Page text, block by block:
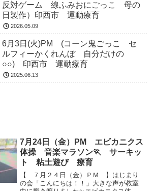
反対ゲーム 線ふみおにごっこ 母の
日製作）印西市 運動療育
2026.05.09
6月3日(火)PM (コーン鬼ごっこ セ
ルフィーかくれんぼ 自分だけの
○○) 印西市 運動療育
2025.06.13
7月24日（金）PM エビカニクス
体操 音楽マラソン🏃 サーキッ
ト 粘土遊び 療育
【 ７月２４日（金）ＰＭ 】はじまり
の会「こんにちは！！」大きな声が教室